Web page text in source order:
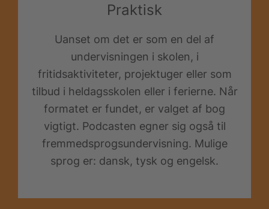
Praktisk
Uanset om det er som en del af
undervisningen i skolen, i
fritidsaktiviteter, projektuger eller som
tilbud i heldagsskolen eller i ferierne. Når
formatet er fundet, er valget af bog
vigtigt. Podcasten egner sig også til
fremmedsprogsundervisning. Mulige
sprog er: dansk, tysk og engelsk.